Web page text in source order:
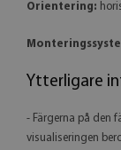
Orientering:
Ytterligare
- Färgerna på den
visualiseringen